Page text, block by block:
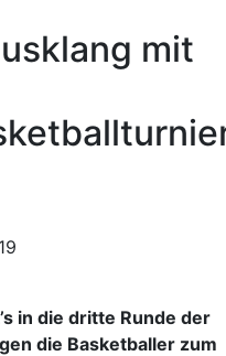
mit
in die dritte Runde der
die Basketballer zum